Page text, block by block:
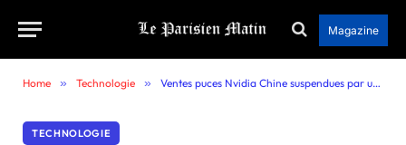
Magazine
Home » Technologie » Ventes puces Nvidia Chine suspendues par un examen crucial
TECHNOLOGIE